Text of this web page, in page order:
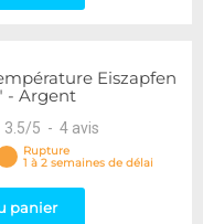
Eiszapfen
- Argent
3.5/5 - 4 avis
Rupture
1 à 2 semaines de délai
panier